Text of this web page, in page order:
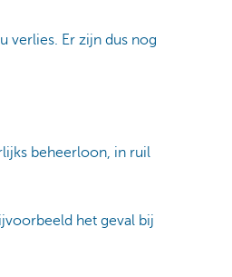
verlies. Er zijn dus nog
beheerloon, in ruil
het geval bij